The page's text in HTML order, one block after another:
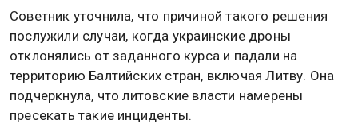
Советник уточнила, что причиной такого решения
послужили случаи, когда украинские дроны
отклонялись от заданного курса и падали на
территорию Балтийских стран, включая Литву. Она
подчеркнула, что литовские власти намерены
пресекать такие инциденты.